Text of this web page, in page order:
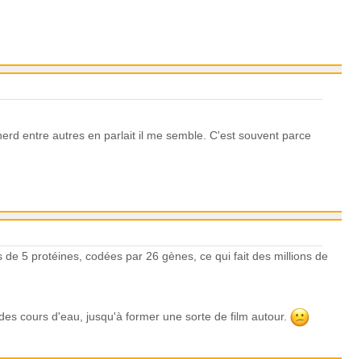
entre autres en parlait il me semble. C'est souvent parce
5 protéines, codées par 26 gènes, ce qui fait des millions de
cours d'eau, jusqu'à former une sorte de film autour.